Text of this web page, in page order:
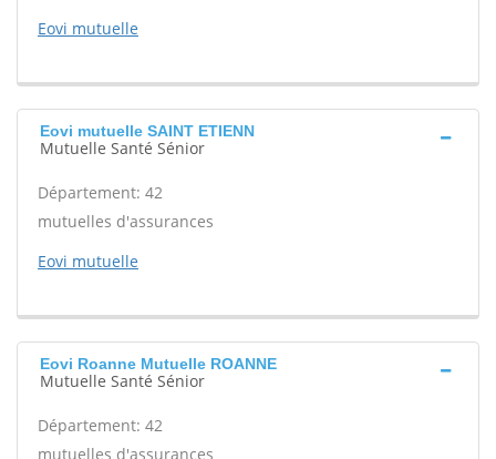
Eovi mutuelle
Eovi mutuelle SAINT ETIENN
Mutuelle Santé Sénior
Département: 42
mutuelles d'assurances
Eovi mutuelle
Eovi Roanne Mutuelle ROANNE
Mutuelle Santé Sénior
Département: 42
mutuelles d'assurances